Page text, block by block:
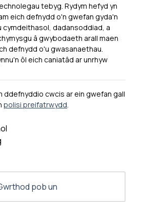
llinell ffôn ar agor rhwng 10yb-
tebyg. Rydym hefyd yn
eich defnydd o'n gwefan gyda'n
dadansoddiad, a
â gwybodaeth arall maen
defnydd o'u gwasanaethau.
ôl eich caniatâd ar unrhyw
ddefnyddio cwcis ar ein gwefan gall
polisi preifatrwydd.
pob un